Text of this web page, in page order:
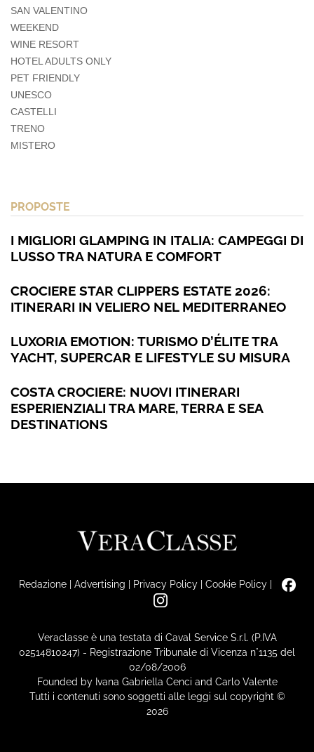
SAN VALENTINO
WEEKEND
WINE RESORT
HOTEL ADULTS ONLY
PET FRIENDLY
UNESCO
CASTELLI
TRENO
MISTERO
PROPOSTE
I MIGLIORI GLAMPING IN ITALIA: CAMPEGGI DI
LUSSO TRA NATURA E COMFORT
CROCIERE STAR CLIPPERS ESTATE 2026:
ITINERARI IN VELIERO NEL MEDITERRANEO
LUXORIA EMOTION: TURISMO D’ÉLITE TRA
YACHT, SUPERCAR E LIFESTYLE SU MISURA
COSTA CROCIERE: NUOVI ITINERARI
ESPERIENZIALI TRA MARE, TERRA E SEA
DESTINATIONS
Redazione| Advertising | Privacy Policy| Cookie Policy|
Veraclasse è una testata di Caval Service S.r.l. (P.IVA
02514810247) - Registrazione Tribunale di Vicenza n°1135 del
02/08/2006
Founded by Ivana Gabriella Cenci and Carlo Valente
Tutti i contenuti sono soggetti alle leggi sul copyright ©
2026